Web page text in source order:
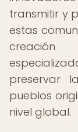
transmitir y
estas
creación
preservar
pueblos
nivel global.